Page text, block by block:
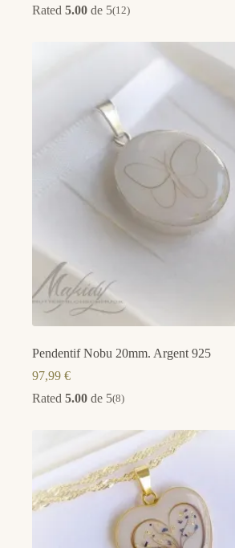
Rated 5.00 de 5(12)
Pendentif Nobu 20mm. Argent 925
97,99 €
Rated 5.00 de 5(8)